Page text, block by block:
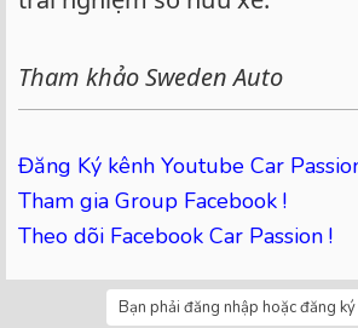
Tham khảo Sweden Auto
Đăng Ký kênh Youtube Car
Tham gia Group Facebook !
Theo dõi Facebook Car Passion !
Bạn phải đăng nhập hoặc đăng